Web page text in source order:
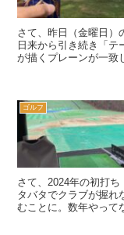
さて、昨日（金曜日）の夕方は
日来から引き続き「テ
が描くプレーンが一致し、飛
ゴルフ
さて、2024年の初打ち・自主練です。
タバタでクラブが握れ
むことに。数年やって